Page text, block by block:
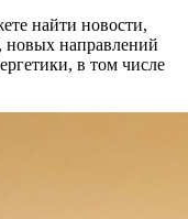
найти новости,
новых направлений
в том числе